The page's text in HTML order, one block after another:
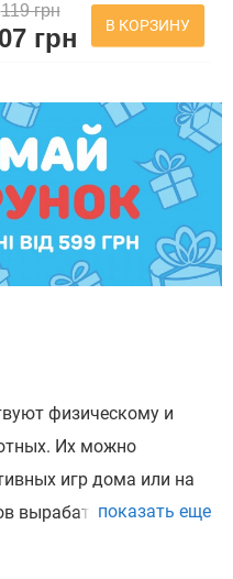
119 грн
грн В КОРЗИНУ
физическому и
Их можно
игр дома или на
вырабатывается
показать еще